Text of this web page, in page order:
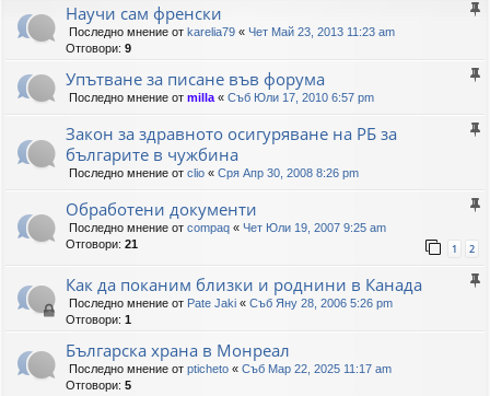
Научи сам френски
Последно мнение от karelia79 « Чет Май 23, 2013 11:23 am
Отговори: 9
Упътване за писане във форума
Последно мнение от milla « Съб Юли 17, 2010 6:57 pm
Закон за здравното осигуряване на РБ за
българите в чужбина
Последно мнение от clio « Сря Апр 30, 2008 8:26 pm
Обработени документи
Последно мнение от compaq « Чет Юли 19, 2007 9:25 am
Отговори: 21 1 2
Как да поканим близки и роднини в Канада
Последно мнение от Pate Jaki « Съб Яну 28, 2006 5:26 pm
Отговори: 1
Българска храна в Монреал
Последно мнение от pticheto « Съб Мар 22, 2025 11:17 am
Отговори: 5